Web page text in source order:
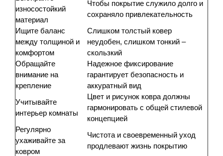
износостойкий
материал
Чтобы покрытие служило долго и
сохраняло привлекательность
Ищите баланс
между толщиной и
комфортом
Слишком толстый ковер
неудобен, слишком тонкий –
скользкий
Обращайте
внимание на
крепление
Надежное фиксирование
гарантирует безопасность и
аккуратный вид
Учитывайте
интерьер комнаты
Цвет и рисунок ковра должны
гармонировать с общей стилевой
концепцией
Регулярно
ухаживайте за
ковром
Чистота и своевременный уход
продлевают жизнь покрытию